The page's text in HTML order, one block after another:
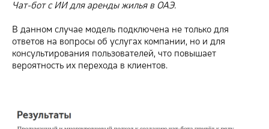
Чат-бот с ИИ для аренды жилья в ОАЭ.
В данном случае модель подключена не только для
ответов на вопросы об услугах компании, но и для
консультирования пользователей, что повышает
вероятность их перехода в клиентов.